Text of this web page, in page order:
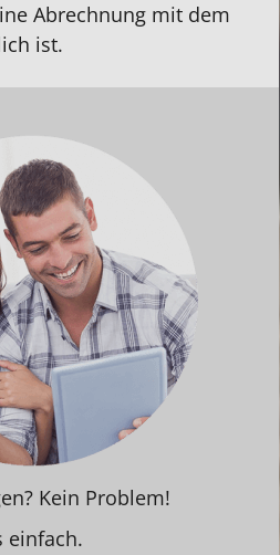
Abrechnung mit dem
ist.
Kein Problem!
einfach.